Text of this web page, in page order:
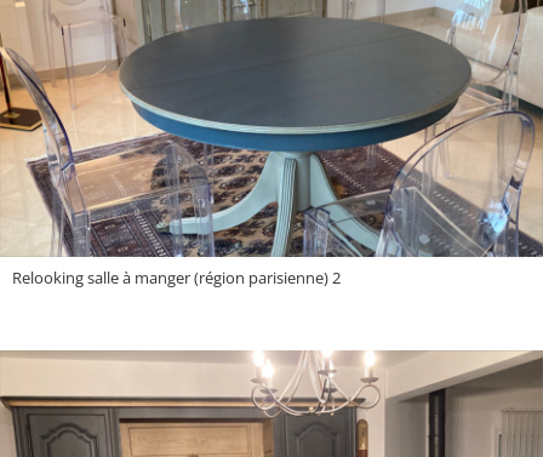
Relooking salle à manger (région parisienne) 2